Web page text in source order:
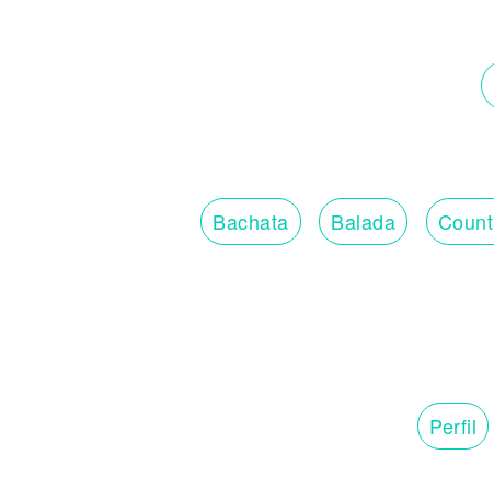
Bachata Balada
Perfil